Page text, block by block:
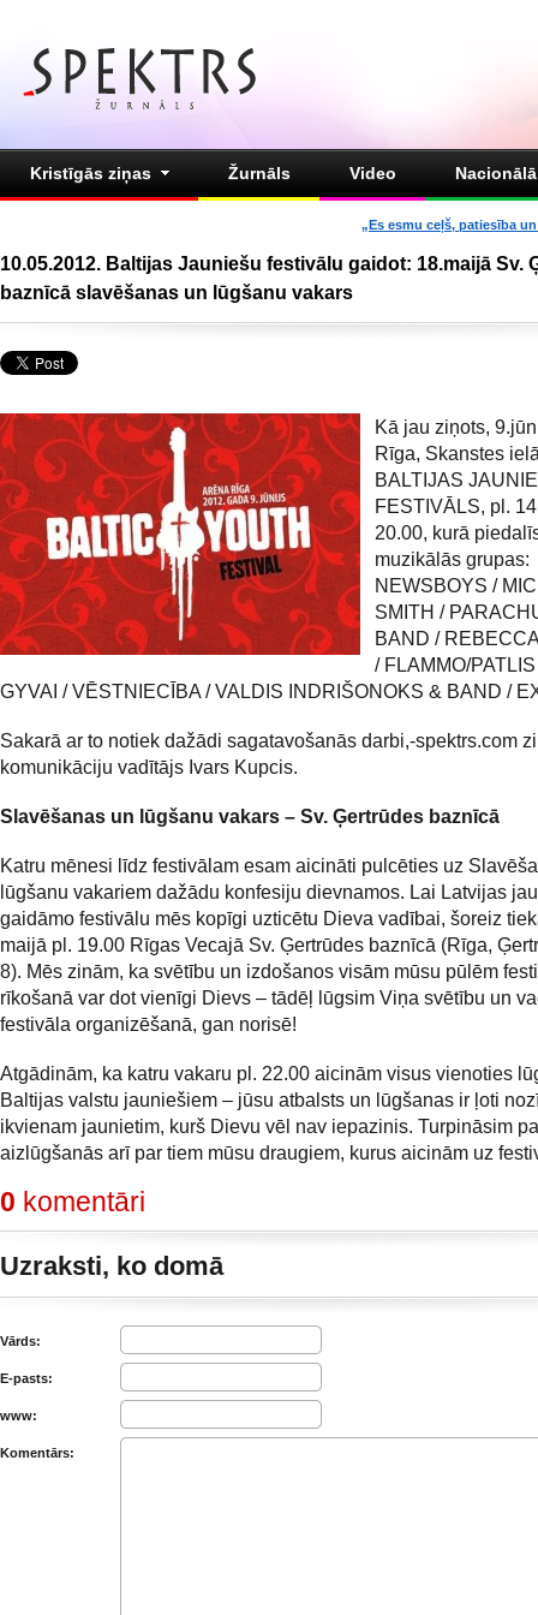
Kristīgās ziņas Žurnāls Video
„Es esmu ceļš, patiesība
10.05.2012. Baltijas Jauniešu festivālu gaidot: 18.maijā Sv.
baznīcā slavēšanas un lūgšanu vakars
Kā jau ziņots,
Rīga, Skanstes
BALTIJAS
FESTIVĀLS, pl.
20.00, kurā
muzikālās grupas:
NEWSBOYS /
SMITH /
BAND /
/ FLAMMO/
GYVAI / VĒSTNIECĪBA / VALDIS INDRIŠONOKS & BAND /
Sakarā ar to notiek dažādi sagatavošanās darbi,-spektrs.com
komunikāciju vadītājs Ivars Kupcis.
Slavēšanas un lūgšanu vakars – Sv. Ģertrūdes baznīcā
Katru mēnesi līdz festivālam esam aicināti pulcēties uz
lūgšanu vakariem dažādu konfesiju dievnamos. Lai Latvijas
gaidāmo festivālu mēs kopīgi uzticētu Dieva vadībai, šoreiz
maijā pl. 19.00 Rīgas Vecajā Sv. Ģertrūdes baznīcā (Rīga,
8). Mēs zinām, ka svētību un izdošanos visām mūsu pūlēm
rīkošanā var dot vienīgi Dievs – tādēļ lūgsim Viņa svētību un
festivāla organizēšanā, gan norisē!
Atgādinām, ka katru vakaru pl. 22.00 aicinām visus vienoties
Baltijas valstu jauniešiem – jūsu atbalsts un lūgšanas ir ļoti
ikvienam jaunietim, kurš Dievu vēl nav iepazinis. Turpināsim
aizlūgšanās arī par tiem mūsu draugiem, kurus aicinām uz
0 komentāri
Uzraksti, ko domā
Vārds:
E-pasts:
www:
Komentārs: